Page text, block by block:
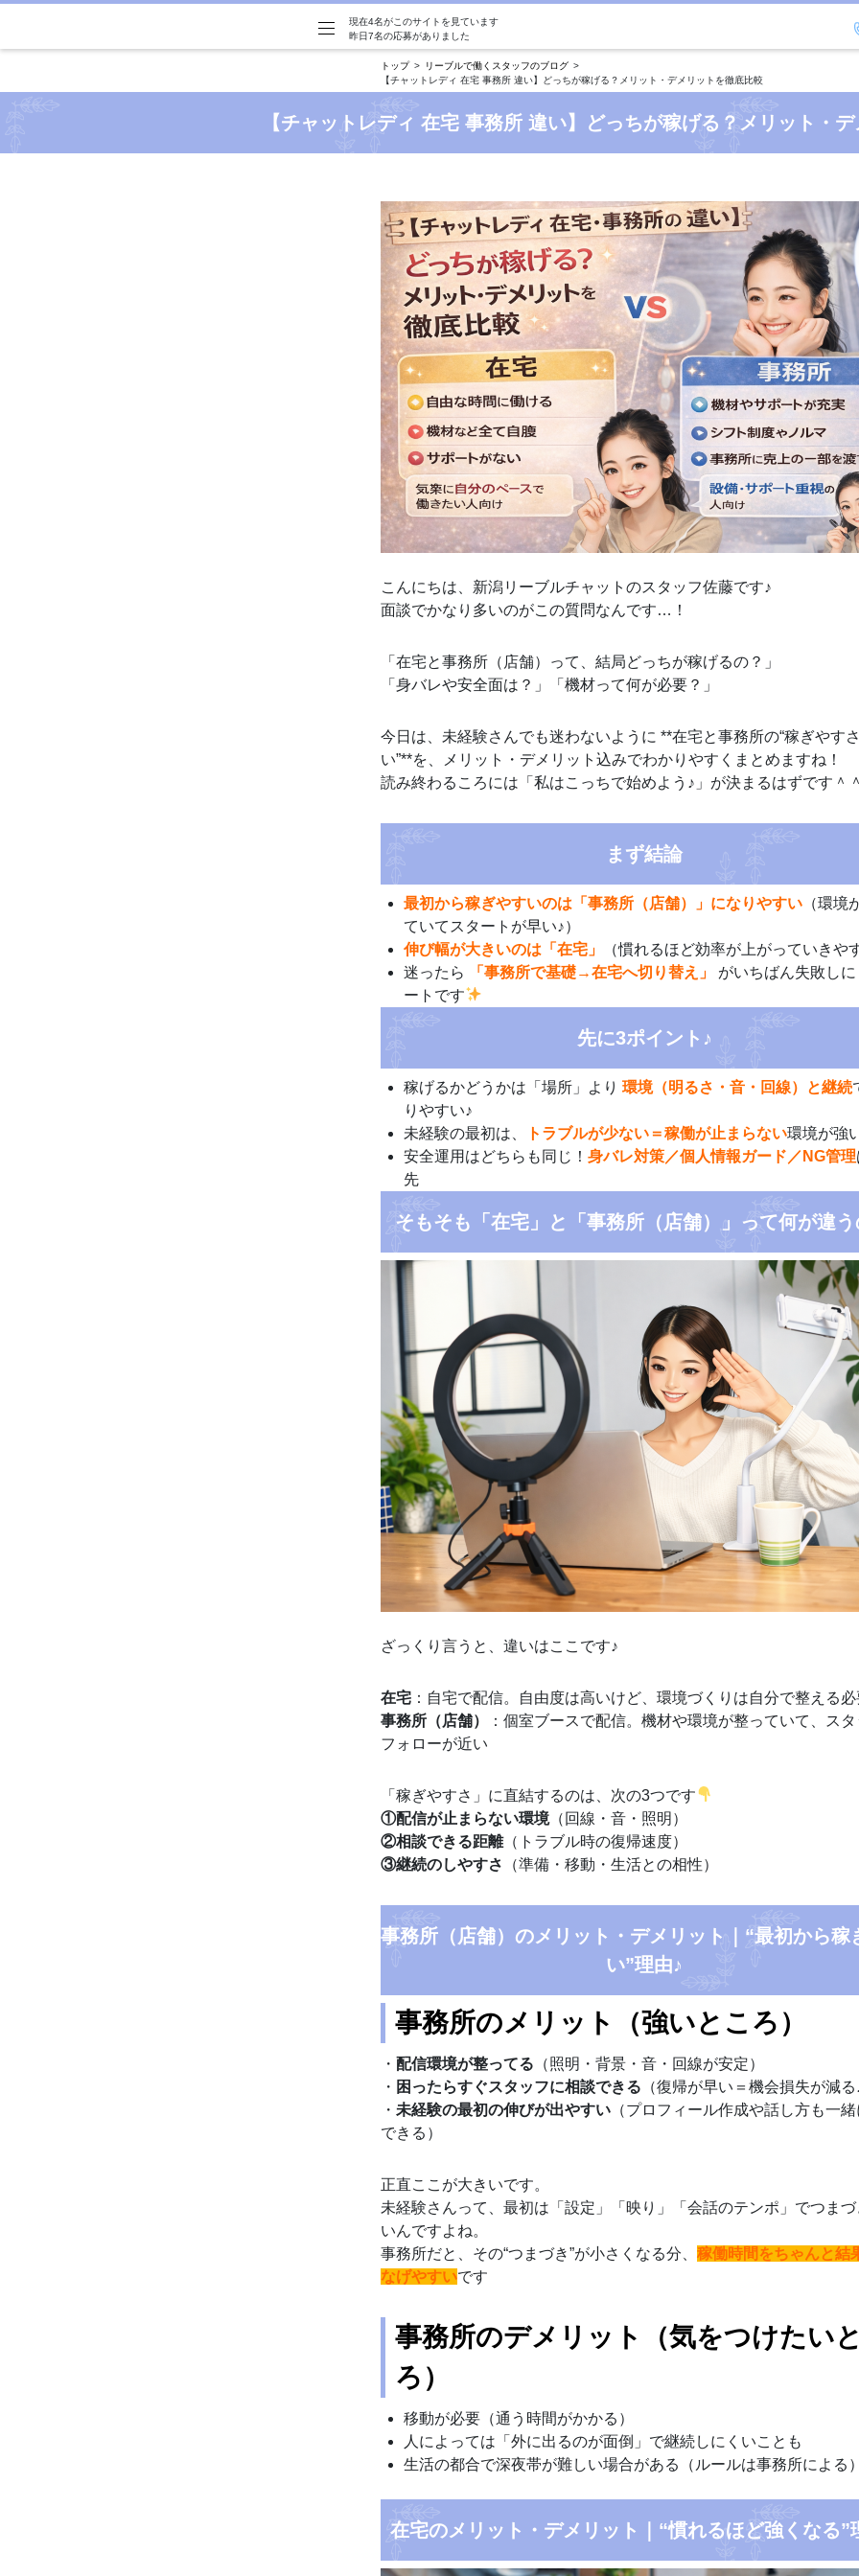
現在4名がこのサイトを見ています
昨日7名の応募がありました
トップ
リーブルで働くスタッフのブログ
【チャットレディ 在宅 事務所 違い】どっちが稼げる？メリット・デメリットを徹底比較
【チャットレディ 在宅 事務所 違い】どっちが稼げる？メリット・
こんにちは、新潟リーブルチャットのスタッフ佐藤です♪
面談でかなり多いのがこの質問なんです…！
「在宅と事務所（店舗）って、結局どっちが稼げるの？」
「身バレや安全面は？」「機材って何が必要？」
今日は、未経験さんでも迷わないように **在宅と事務所の“稼ぎやす
い”**を、メリット・デメリット込みでわかりやすくまとめますね！
読み終わるころには「私はこっちで始めよう♪」が決まるはずです＾
まず結論
最初から稼ぎやすいのは「事務所（店舗）」になりやすい （環境
ていてスタートが早い♪）
伸び幅が大きいのは「在宅」
（慣れるほど効率が上がっていきや
迷ったら
「事務所で基礎→在宅へ切り替え」
がいちばん失敗し
ートです
先に3ポイント♪
稼げるかどうかは「場所」より 環境（明るさ・音・回線）と継続
りやすい♪
未経験の最初は、
トラブルが少ない＝稼働が止まらない環境が強
安全運用はどちらも同じ！ 身バレ対策／個人情報ガード／NG管理
先
そもそも「在宅」と「事務所（店舗）」って何が違
ざっくり言うと、違いはここです♪
在宅 ：自宅で配信。自由度は高いけど、環境づくりは自分で整える
事務所（店舗）
：個室ブースで配信。機材や環境が整っていて、ス
フォローが近い
「稼ぎやすさ」に直結するのは、次の3つです
①配信が止まらない環境（回線・音・照明）
②相談できる距離（トラブル時の復帰速度）
③継続のしやすさ
（準備・移動・生活との相性）
事務所（店舗）のメリット・デメリット｜“最初から稼
い”理由♪
事務所のメリット（強いところ）
・ 配信環境が整ってる （照明・背景・音・回線が安定）
・ 困ったらすぐスタッフに相談できる （復帰が早い＝機会損失が減
・ 未経験の最初の伸びが出やすい （プロフィール作成や話し方も一
できる）
正直ここが大きいです。
未経験さんって、最初は「設定」「映り」「会話のテンポ」でつま
いんですよね。
事務所だと、その“つまづき”が小さくなる分、 稼働時間をちゃんと結
なげやすいです
事務所のデメリット（気をつけたい
ろ）
移動が必要（通う時間がかかる）
人によっては「外に出るのが面倒」で継続しにくいことも
生活の都合で深夜帯が難しい場合がある（ルールは事務所による
在宅のメリット・デメリット｜“慣れるほど強くなる”